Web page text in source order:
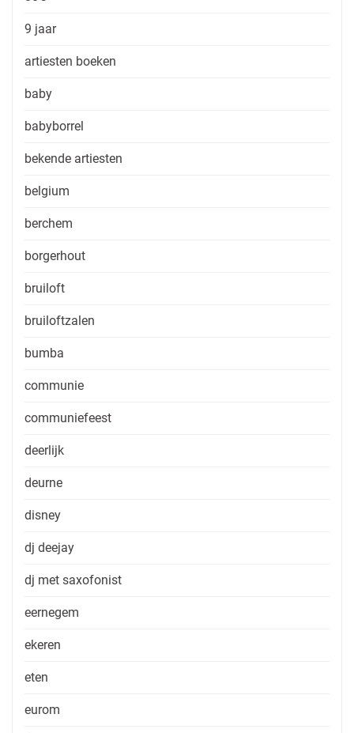
9 jaar
artiesten boeken
baby
babyborrel
bekende artiesten
belgium
berchem
borgerhout
bruiloft
bruiloftzalen
bumba
communie
communiefeest
deerlijk
deurne
disney
dj deejay
dj met saxofonist
eernegem
ekeren
eten
eurom